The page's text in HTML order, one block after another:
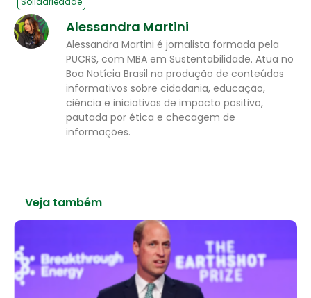
Alessandra Martini
Alessandra Martini é jornalista formada pela
PUCRS, com MBA em Sustentabilidade. Atua no
Boa Notícia Brasil na produção de conteúdos
informativos sobre cidadania, educação,
ciência e iniciativas de impacto positivo,
pautada por ética e checagem de
informações.
Veja também